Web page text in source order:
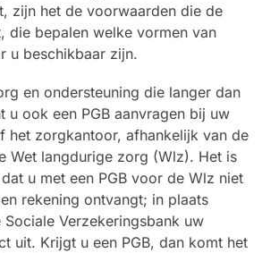
zijn het de voorwaarden die de
die bepalen welke vormen van
u beschikbaar zijn.
en ondersteuning die langer dan
u ook een PGB aanvragen bij uw
het zorgkantoor, afhankelijk van de
Wet langdurige zorg (Wlz). Het is
u met een PGB voor de Wlz niet
rekening ontvangt; in plaats
Verzekeringsbank uw
uit. Krijgt u een PGB, dan komt het